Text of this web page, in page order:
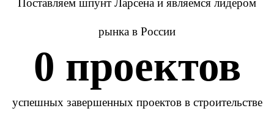
Поставляем шпунт Ларсена и являемся лидером
рынка в России
0 проектов
успешных завершенных проектов в строительстве